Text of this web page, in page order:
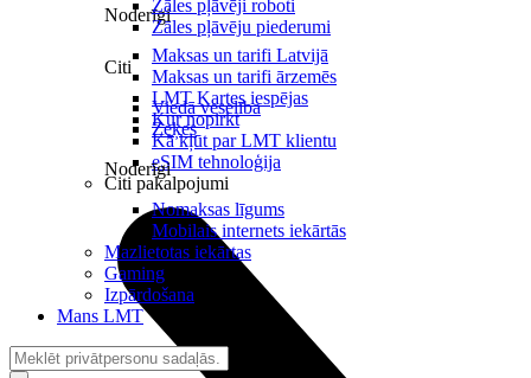
Noderīgi
Maksas un tarifi Latvijā
Maksas un tarifi ārzemēs
LMT Kartes iespējas
Kur nopirkt
Kā kļūt par LMT klientu
eSIM tehnoloģija
Citi pakalpojumi
Zāles pļāvēji roboti
Zāles pļāvēju piederumi
Citi
Viedā veselība
Zeķes
Noderīgi
Nomaksas līgums
Mobilais internets iekārtās
Mazlietotas iekārtas
Gaming
Izpārdošana
Mans LMT